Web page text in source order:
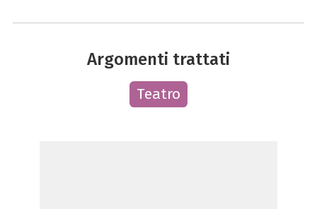
Argomenti trattati
Teatro